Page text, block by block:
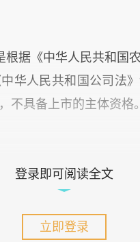
根据《中华人民共和国
华人民共和国公司法
不具备上市的主体资格
农民专业合作社
股份有限公司
登录即可阅读全文
立即登录